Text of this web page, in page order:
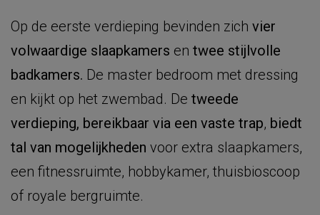
Op de eerste verdieping bevinden zich vier
volwaardige slaapkamers en twee stijlvolle
badkamers. De master bedroom met dressing
en kijkt op het zwembad. De tweede
verdieping, bereikbaar via een vaste trap, biedt
tal van mogelijkheden voor extra slaapkamers,
een fitnessruimte, hobbykamer, thuisbioscoop
of royale bergruimte.